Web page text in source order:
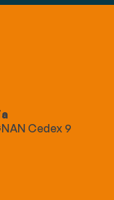
Cedex 9